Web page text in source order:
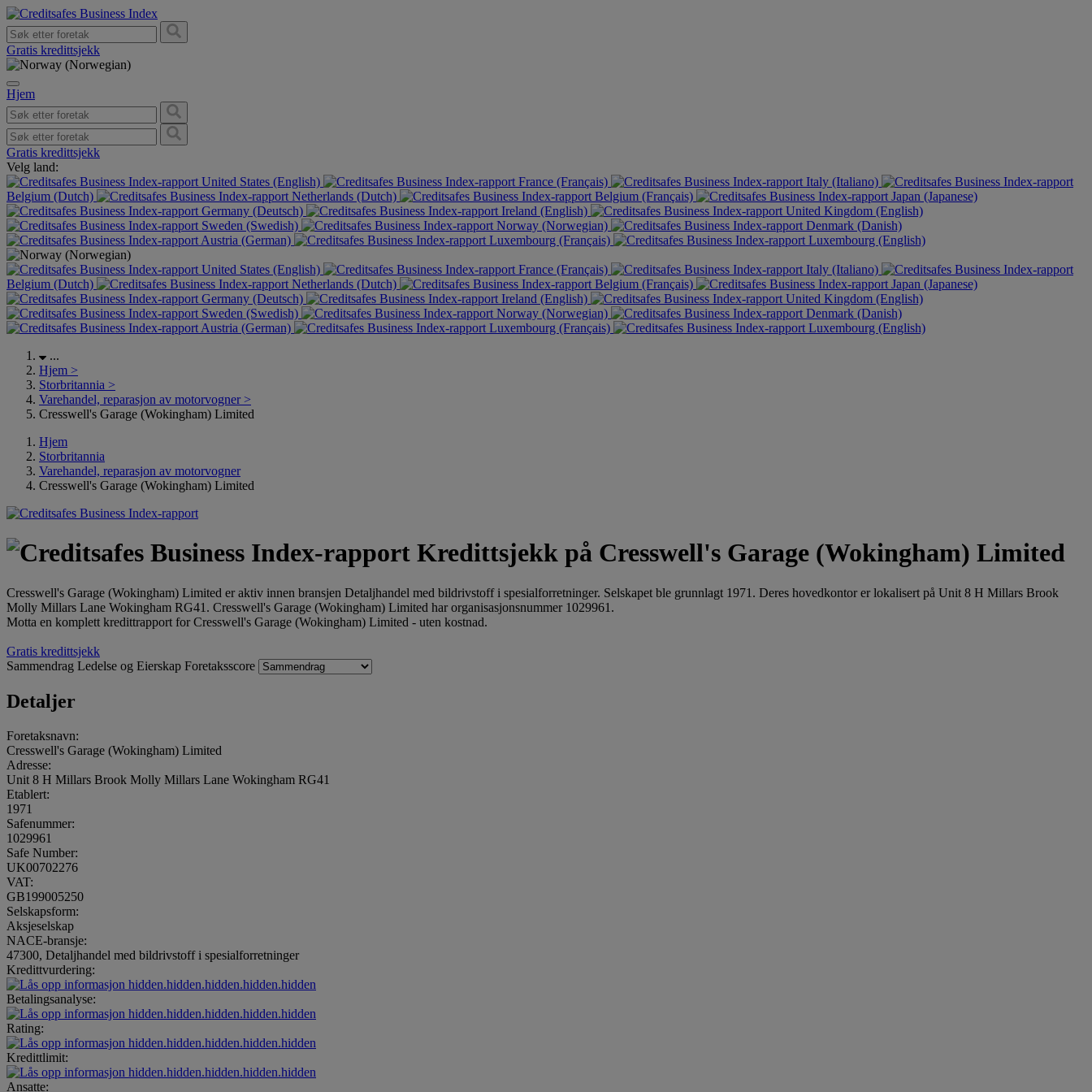
Gratis kredittsjekk
Hjem
Gratis kredittsjekk
Velg land:
United States (English)
France (Français)
Italy (Italiano)
Belgium (Dutch)
Netherlands (Dutch) Belgium (Français)
Japan (Japanese)
Germany (Deutsch)
Ireland (English)
United Kingdom (English)
Sweden (Swedish)
Norway (Norwegian)
Denmark (Danish)
Austria (German)
Luxembourg (Français) Luxembourg (English)
United States (English) France (Français)
Italy (Italiano)
Belgium (Dutch)
Netherlands (Dutch) Belgium (Français)
Japan (Japanese)
Germany (Deutsch)
Ireland (English)
United Kingdom (English)
Sweden (Swedish)
Norway (Norwegian)
Denmark (Danish)
Austria (German)
Luxembourg (Français)
Luxembourg (English)
...
Hjem >
Storbritannia >
Varehandel, reparasjon av motorvogner >
Cresswell's Garage (Wokingham) Limited
Hjem
Storbritannia
Varehandel, reparasjon av motorvogner
Cresswell's Garage (Wokingham) Limited
Kredittsjekk på Cresswell's Garage (Wokingham) Limited
Cresswell's Garage (Wokingham) Limited er aktiv innen bransjen Detaljhandel med bildrivstoff i spesialforretninger. Selskapet ble grunnlagt 1971. Deres hovedkontor er lokalisert på Unit 8 H Millars Brook
Molly Millars Lane Wokingham RG41. Cresswell's Garage (Wokingham) Limited har organisasjonsnummer 1029961.
Motta en komplett kredittrapport for Cresswell's Garage (Wokingham) Limited - uten kostnad.
Gratis kredittsjekk
Sammendrag Ledelse og Eierskap Foretaksscore
Detaljer
Foretaksnavn:
Cresswell's Garage (Wokingham) Limited
Adresse:
Unit 8 H Millars Brook Molly Millars Lane Wokingham RG41
Etablert:
1971
Safenummer:
1029961
Safe Number:
UK00702276
VAT:
GB199005250
Selskapsform:
Aksjeselskap
NACE-bransje:
47300, Detaljhandel med bildrivstoff i spesialforretninger
Kredittvurdering:
hidden.hidden.hidden.hidden.hidden
Betalingsanalyse:
hidden.hidden.hidden.hidden.hidden
Rating:
hidden.hidden.hidden.hidden.hidden
Kredittlimit:
hidden.hidden.hidden.hidden.hidden
Ansatte: